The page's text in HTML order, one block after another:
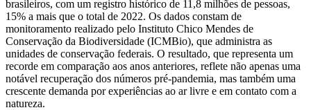
brasileiros, com um registro histórico de 11,8 milhões de pessoas,
15% a mais que o total de 2022. Os dados constam de
monitoramento realizado pelo Instituto Chico Mendes de
Conservação da Biodiversidade (ICMBio), que administra as
unidades de conservação federais. O resultado, que representa um
recorde em comparação aos anos anteriores, reflete não apenas uma
notável recuperação dos números pré-pandemia, mas também uma
crescente demanda por experiências ao ar livre e em contato com a
natureza.